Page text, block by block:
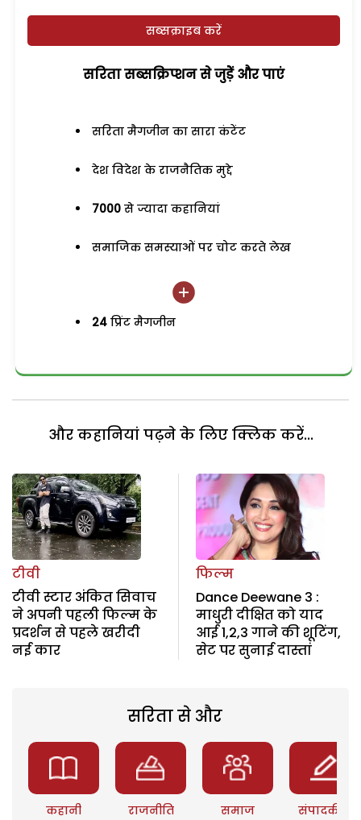
सब्सक्राइब करें
सरिता सब्सक्रिप्शन से जुड़ेें और पाएं
सरिता मैगजीन का सारा कंटेंट
देश विदेश के राजनैतिक मुद्दे
7000 से ज्यादा कहानियां
समाजिक समस्याओं पर चोट करते लेख
24 प्रिंट मैगजीन
और कहानियां पढ़ने के लिए क्लिक करें...
टीवी
टीवी स्टार अंकित सिवाच
ने अपनी पहली फिल्म के
प्रदर्शन से पहले खरीदी
नई कार
फिल्म
Dance Deewane 3 :
माधुरी दीक्षित को याद
आई 1,2,3 गाने की शूटिंग,
सेट पर सुनाई दास्तां
सरिता से और
कहानी राजनीति समाज संपादकीय